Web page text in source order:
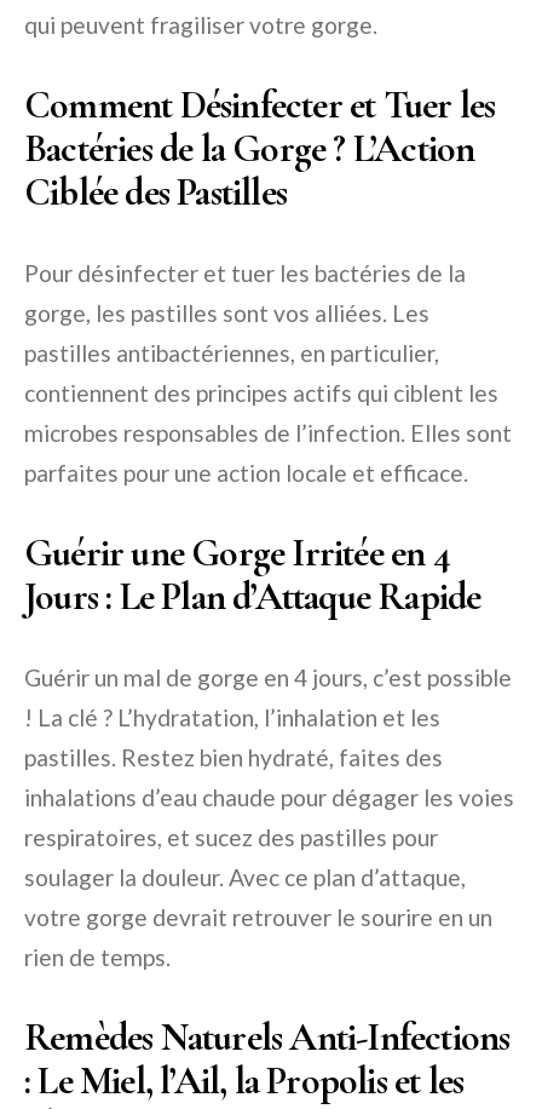
qui peuvent fragiliser votre gorge.
Comment Désinfecter et Tuer les
Bactéries de la Gorge ? L’Action
Ciblée des Pastilles
Pour désinfecter et tuer les bactéries de la
gorge, les pastilles sont vos alliées. Les
pastilles antibactériennes, en particulier,
contiennent des principes actifs qui ciblent les
microbes responsables de l’infection. Elles sont
parfaites pour une action locale et efficace.
Guérir une Gorge Irritée en 4
Jours : Le Plan d’Attaque Rapide
Guérir un mal de gorge en 4 jours, c’est possible
! La clé ? L’hydratation, l’inhalation et les
pastilles. Restez bien hydraté, faites des
inhalations d’eau chaude pour dégager les voies
respiratoires, et sucez des pastilles pour
soulager la douleur. Avec ce plan d’attaque,
votre gorge devrait retrouver le sourire en un
rien de temps.
Remèdes Naturels Anti-Infections
: Le Miel, l’Ail, la Propolis et les